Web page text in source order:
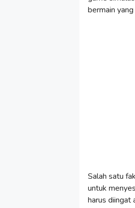
bermain
Salah satu
untuk
harus diingat